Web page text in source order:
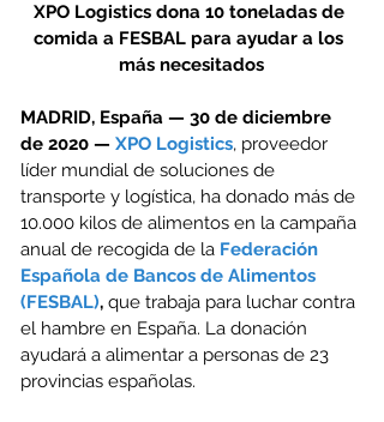
XPO Logistics dona 10 toneladas de
comida a FESBAL para ayudar a los
más necesitados
MADRID, España — 30 de diciembre
de 2020 — XPO Logistics, proveedor
líder mundial de soluciones de
transporte y logística, ha donado más de
10.000 kilos de alimentos en la campaña
anual de recogida de la Federación
Española de Bancos de Alimentos
(FESBAL), que trabaja para luchar contra
el hambre en España. La donación
ayudará a alimentar a personas de 23
provincias españolas.